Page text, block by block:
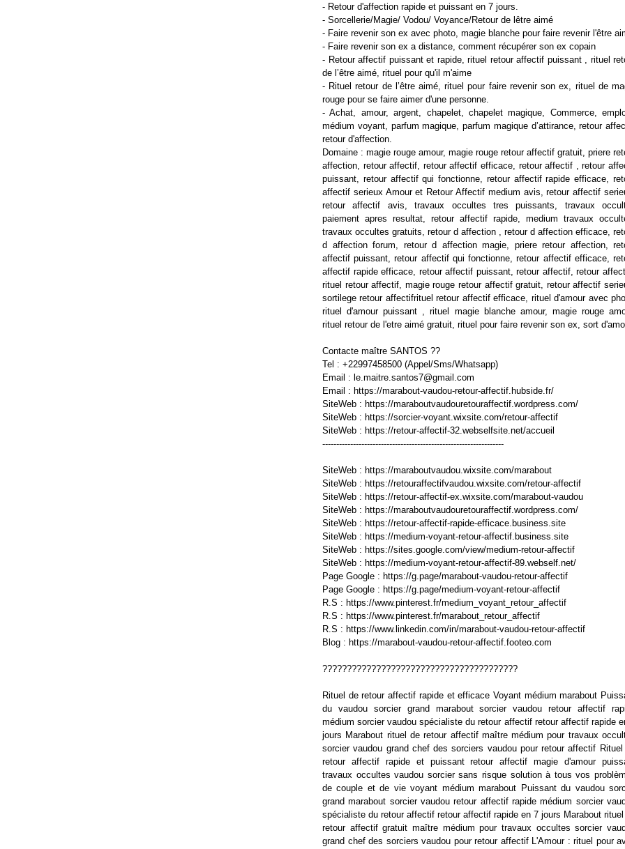
- Retour d'affection rapide et puissant en 7 jours.
- Sorcellerie/Magie/ Vodou/ Voyance/Retour de lêtre aimé
- Faire revenir son ex avec photo, magie blanche pour faire revenir l'être
- Faire revenir son ex a distance, comment récupérer son ex copain
- Retour affectif puissant et rapide, rituel retour affectif puissant , rituel
de l’être aimé, rituel pour qu'il m'aime
- Rituel retour de l’être aimé, rituel pour faire revenir son ex, rituel de
rouge pour se faire aimer d'une personne.
- Achat, amour, argent, chapelet, chapelet magique, Commerce,
médium voyant, parfum magique, parfum magique d’attirance, retour
retour d'affection.
Domaine : magie rouge amour, magie rouge retour affectif gratuit, priere
affection, retour affectif, retour affectif efficace, retour affectif , retour
puissant, retour affectif qui fonctionne, retour affectif rapide efficace,
affectif serieux Amour et Retour Affectif medium avis, retour affectif
retour affectif avis, travaux occultes tres puissants, travaux
paiement apres resultat, retour affectif rapide, medium travaux
travaux occultes gratuits, retour d affection , retour d affection efficace,
d affection forum, retour d affection magie, priere retour affection,
affectif puissant, retour affectif qui fonctionne, retour affectif efficace,
affectif rapide efficace, retour affectif puissant, retour affectif, retour
rituel retour affectif, magie rouge retour affectif gratuit, retour affectif
sortilege retour affectifrituel retour affectif efficace, rituel d'amour avec
rituel d'amour puissant , rituel magie blanche amour, magie rouge
rituel retour de l'etre aimé gratuit, rituel pour faire revenir son ex, sort
Contacte maître SANTOS ??
Tel : +22997458500 (Appel/Sms/Whatsapp)
Email : le.maitre.santos7@gmail.com
Email : https://marabout-vaudou-retour-affectif.hubside.fr/
SiteWeb : https://maraboutvaudouretouraffectif.wordpress.com/
SiteWeb : https://sorcier-voyant.wixsite.com/retour-affectif
SiteWeb : https://retour-affectif-32.webselfsite.net/accueil
-----------------------------------------------------------------
SiteWeb : https://maraboutvaudou.wixsite.com/marabout
SiteWeb : https://retouraffectifvaudou.wixsite.com/retour-affectif
SiteWeb : https://retour-affectif-ex.wixsite.com/marabout-vaudou
SiteWeb : https://maraboutvaudouretouraffectif.wordpress.com/
SiteWeb : https://retour-affectif-rapide-efficace.business.site
SiteWeb : https://medium-voyant-retour-affectif.business.site
SiteWeb : https://sites.google.com/view/medium-retour-affectif
SiteWeb : https://medium-voyant-retour-affectif-89.webself.net/
Page Google : https://g.page/marabout-vaudou-retour-affectif
Page Google : https://g.page/medium-voyant-retour-affectif
R.S : https://www.pinterest.fr/medium_voyant_retour_affectif
R.S : https://www.pinterest.fr/marabout_retour_affectif
R.S : https://www.linkedin.com/in/marabout-vaudou-retour-affectif
Blog : https://marabout-vaudou-retour-affectif.footeo.com
????????????????????????????????????????
Rituel de retour affectif rapide et efficace Voyant médium marabout
du vaudou sorcier grand marabout sorcier vaudou retour affectif
médium sorcier vaudou spécialiste du retour affectif retour affectif rapide
jours Marabout rituel de retour affectif maître médium pour travaux
sorcier vaudou grand chef des sorciers vaudou pour retour affectif Rituel
retour affectif rapide et puissant retour affectif magie d'amour
travaux occultes vaudou sorcier sans risque solution à tous vos
de couple et de vie voyant médium marabout Puissant du vaudou
grand marabout sorcier vaudou retour affectif rapide médium sorcier
spécialiste du retour affectif retour affectif rapide en 7 jours Marabout
retour affectif gratuit maître médium pour travaux occultes sorcier
grand chef des sorciers vaudou pour retour affectif L'Amour : rituel pour